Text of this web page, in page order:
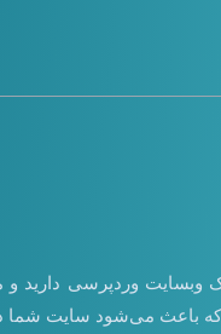
وبسایت وردپرسی دارید و
می‌شود سایت شما در